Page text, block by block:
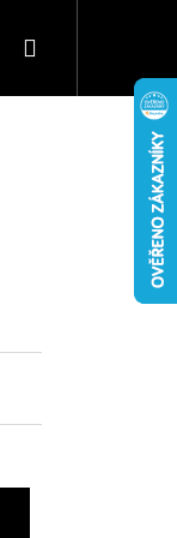
Nákupní